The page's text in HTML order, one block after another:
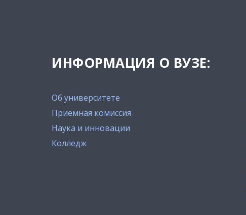
ИНФОРМАЦИЯ О ВУЗЕ:
Об университете
Приемная комиссия
Наука и инновации
Колледж